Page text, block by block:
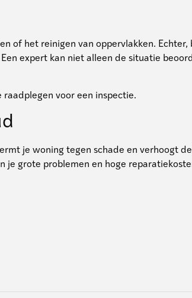
of het reinigen van oppervlakken.
expert kan niet alleen de situatie
voor een inspectie.
je woning tegen schade en verhoogt
grote problemen en hoge